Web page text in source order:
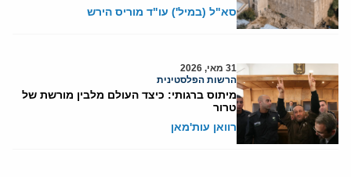
סא"ל (במיל') עו"ד מוריס הירש
31 מאי, 2026
הרשות הפלסטינית
מיתוס ברגותי: כיצד העולם מלבין מורשת של
טרור
רוואן עות'מאן